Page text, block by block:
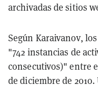
archivadas de sitios
Según Karaivanov,
"742 instancias de
consecutivos)" entre
de diciembre de